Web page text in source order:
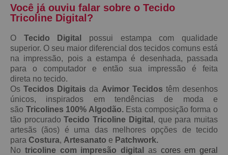
Você já ouviu falar sobre o Tecido
Tricoline Digital?
O Tecido Digital possui estampa com qualidade
superior. O seu maior diferencial dos tecidos comuns está
na impressão, pois a estampa é desenhada, passada
para o computador e então sua impressão é feita
direta no tecido.
OsTecidos Digitaisda Avimor Tecidos têm desenhos
únicos, inspirados em tendências de moda e
são Tricolines 100% Algodão.Esta composição forma o
tão procuradoTecido Tricoline Digital , que para muitas
artesãs (ãos) é uma das melhores opções de tecido
para Costura, Artesanato e Patchwork.
No tricoline com impresão digital ascores em geral